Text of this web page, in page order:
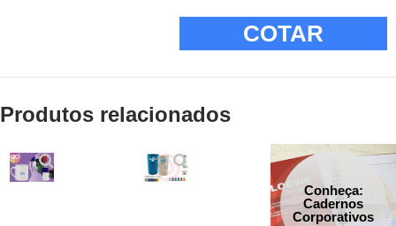
COTAR
Produtos relacionados
Conheça:
Cadernos
Corporativos